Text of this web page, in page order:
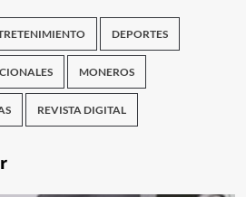
DEPORTES
MONEROS
REVISTA DIGITAL